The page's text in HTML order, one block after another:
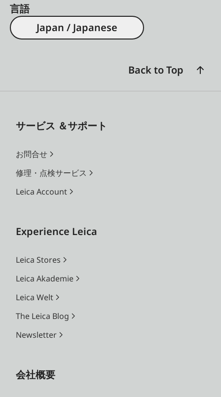
言語
Japan / Japanese
Back to Top
サービス ＆サポート
お問合せ
修理・点検サービス
Leica Account
Experience Leica
Leica Stores
Leica Akademie
Leica Welt
The Leica Blog
Newsletter
会社概要